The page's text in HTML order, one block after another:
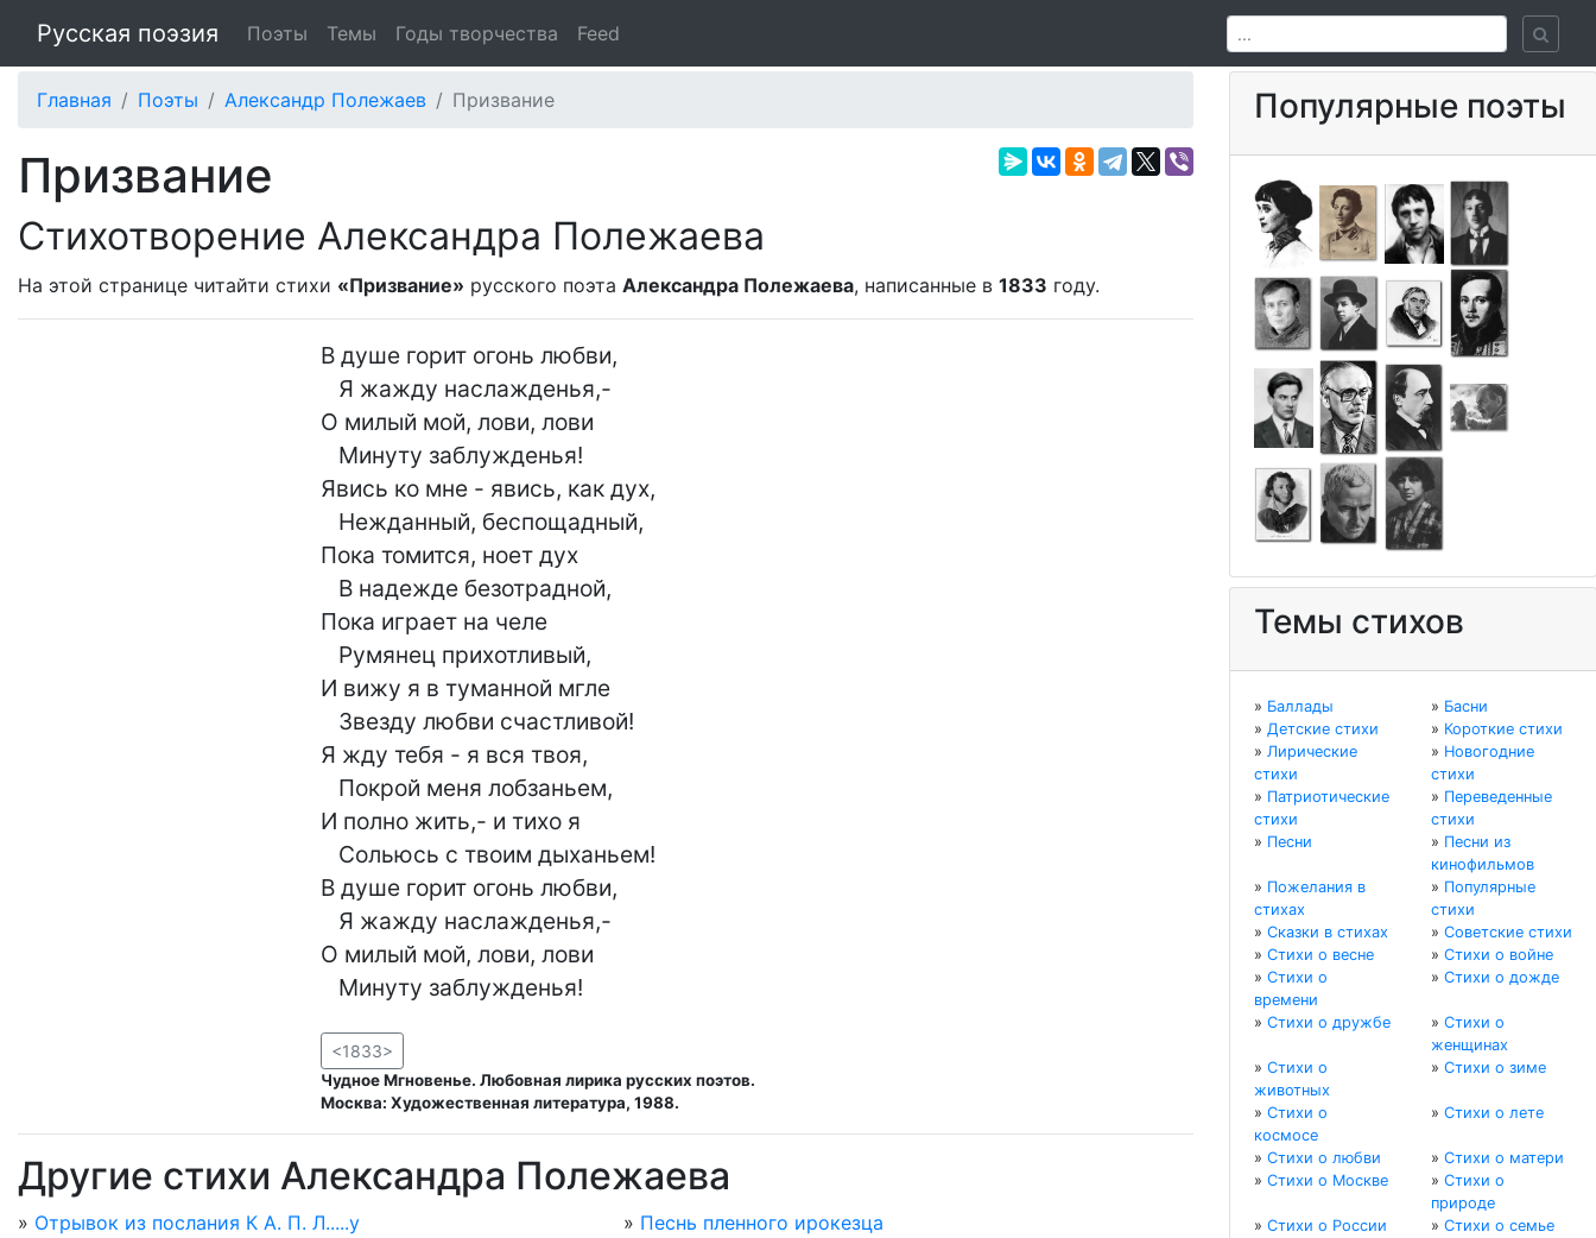
Русская поэзия Поэты Темы Годы творчества Feed
Главная Поэты Александр Полежаев Призвание
Призвание
Стихотворение Александра Полежаева
На этой странице читайти стихи «Призвание» русского поэта Александра Полежаева, написанные в 1833 году.
В душе горит огонь любви,
О милый мой, лови, лови
Явись ко мне - явись, как дух,
Пока томится, ноет дух
Пока играет на челе
И вижу я в туманной мгле
Я жду тебя - я вся твоя,
И полно жить,- и тихо я
В душе горит огонь любви,
О милый мой, лови, лови
   Минуту заблужденья!
<1833>
Чудное Мгновенье. Любовная лирика русских поэтов.
Москва: Художественная литература, 1988.
Другие стихи Александра Полежаева
» Отрывок из послания К А. П. Л.....у » Песнь пленного ирокезца
Популярные поэты
Темы стихов
» Баллады » Басни
» Детские стихи » Короткие стихи
» Лирические
стихи
» Новогодние
стихи
» Патриотические
стихи
» Переведенные
стихи
» Песни » Песни из
кинофильмов
» Пожелания в
стихах
» Популярные
стихи
» Сказки в стихах » Советские стихи
» Стихи о весне » Стихи о войне
» Стихи о
времени
» Стихи о дожде
» Стихи о дружбе » Стихи о
женщинах
» Стихи о
животных
» Стихи о зиме
» Стихи о
космосе
» Стихи о лете
» Стихи о любви » Стихи о матери
» Стихи о Москве » Стихи о
природе
» Стихи о России » Стихи о семье